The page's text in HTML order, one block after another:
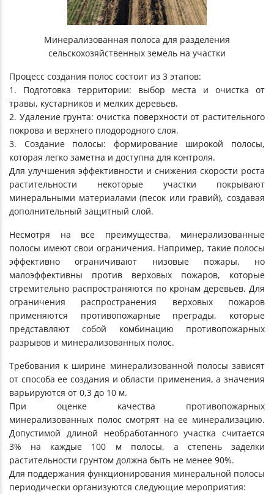
Минерализованная полоса для разделения
сельскохозяйственных земель на участки
Процесс создания полос состоит из 3 этапов:
1. Подготовка территории: выбор места и очистка от
травы, кустарников и мелких деревьев.
2. Удаление грунта: очистка поверхности от растительного
покрова и верхнего плодородного слоя.
3. Создание полосы: формирование широкой полосы,
которая легко заметна и доступна для контроля.
Для улучшения эффективности и снижения скорости роста
растительности некоторые участки покрывают
минеральными материалами (песок или гравий), создавая
дополнительный защитный слой.
Несмотря на все преимущества, минерализованные
полосы имеют свои ограничения. Например, такие полосы
эффективно ограничивают низовые пожары, но
малоэффективны против верховых пожаров, которые
стремительно распространяются по кронам деревьев. Для
ограничения распространения верховых пожаров
применяются противопожарные преграды, которые
представляют собой комбинацию противопожарных
разрывов и минерализованных полос.
Требования к ширине минерализованной полосы зависят
от способа ее создания и области применения, а значения
варьируются от 0,3 до 10 м.
При оценке качества противопожарных
минерализованных полос смотрят на ее минерализацию.
Допустимой длиной необработанного участка считается
3% на каждые 100 м полосы, а степень заделки
растительности грунтом должна быть не менее 90%.
Для поддержания функционирования минеральной полосы
периодически организуются следующие мероприятия: